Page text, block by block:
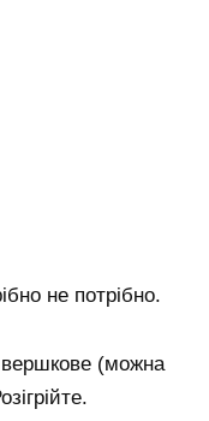
не потрібно.
вершкове (можна